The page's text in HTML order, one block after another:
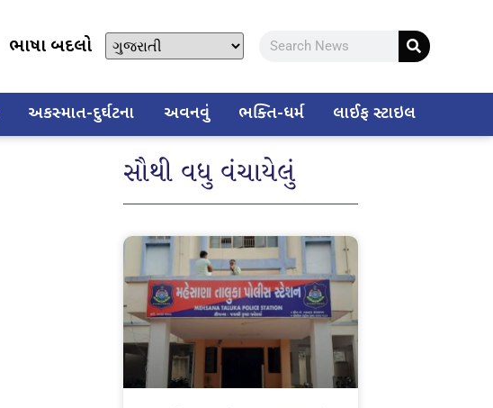
ભાષા બદલો
અકસ્માત-દુર્ઘટના અવનવું ભક્તિ-ધર્મ લાઈફ સ્ટાઇલ
સૌથી વધુ વંચાયેલું